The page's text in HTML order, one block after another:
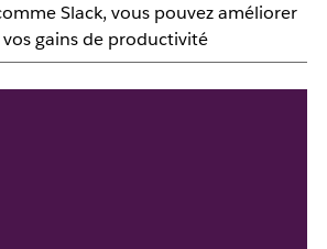
Slack, vous pouvez améliorer
gains de productivité